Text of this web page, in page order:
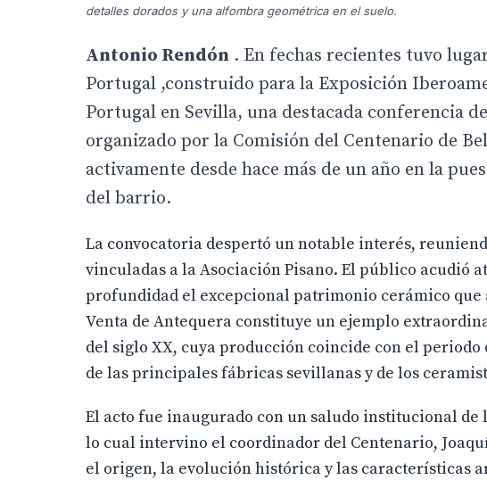
detalles dorados y una alfombra geométrica en el suelo.
Antonio Rendón . En fechas recientes tuvo
Portugal ,construido para la Exposición
Portugal en Sevilla, una destacada conferencia
organizado por la Comisión del Centenario de
activamente desde hace más de un año en la
del barrio.
La convocatoria despertó un notable interés,
vinculadas a la Asociación Pisano. El público acudió
profundidad el excepcional patrimonio cerámico que
Venta de Antequera constituye un ejemplo
del siglo XX, cuya producción coincide con el
de las principales fábricas sevillanas y de los
El acto fue inaugurado con un saludo institucional de
lo cual intervino el coordinador del Centenario,
el origen, la evolución histórica y las características